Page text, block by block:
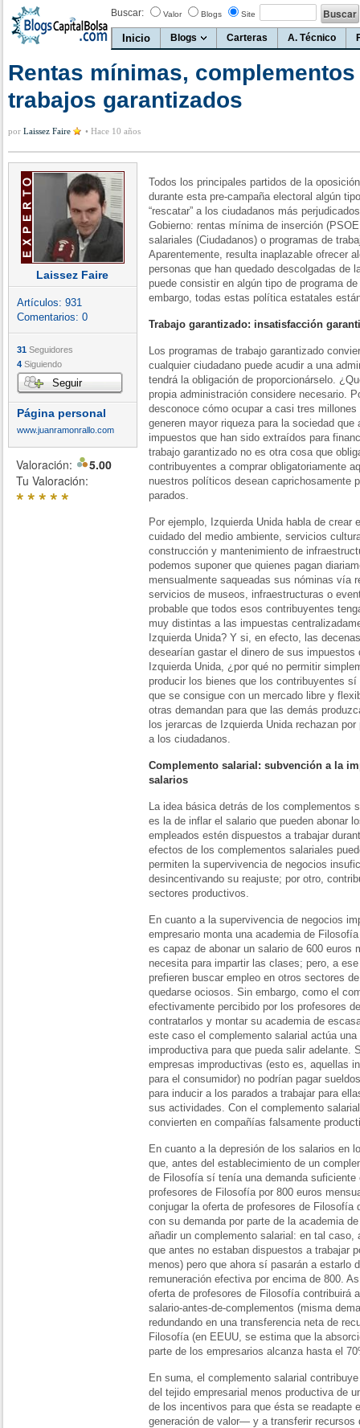
Buscar: Valor Blogs Site
Inicio Blogs Carteras A. Técnico
Rentas mínimas,
trabajos garantizados
por Laissez Faire • Hace 10 años
Laissez Faire
Artículos: 931
Comentarios: 0
31 Seguidores
4 Siguiendo
Seguir
Página personal
www.juanramonrallo.com
Valoración:
5.00
Tu Valoración:
*****
Todos los principales partidos de la
durante esta pre-campaña electoral algún
“rescatar” a los ciudadanos más
Gobierno: rentas mínima de inserción
salariales (Ciudadanos) o programas de
Aparentemente, resulta inaplazable ofrecer
personas que han quedado descolgadas de
puede consistir en algún tipo de programa
embargo, todas estas política estatales
Trabajo garantizado: insatisfacción
Los programas de trabajo garantizado
cualquier ciudadano puede acudir a una
tendrá la obligación de proporcionárselo.
propia administración considere necesario.
desconoce cómo ocupar a casi tres
generen mayor riqueza para la sociedad que
impuestos que han sido extraídos para
trabajo garantizado no es otra cosa que
contribuyentes a comprar obligatoriamente
nuestros políticos desean caprichosamente
parados.
Por ejemplo, Izquierda Unida habla de crear
cuidado del medio ambiente, servicios
construcción y mantenimiento de
podemos suponer que quienes pagan
mensualmente saqueadas sus nóminas vía
servicios de museos, infraestructuras o
probable que todos esos contribuyentes
muy distintas a las impuestas
Izquierda Unida? Y si, en efecto, las
desearían gastar el dinero de sus
Izquierda Unida, ¿por qué no permitir
producir los bienes que los contribuyentes
que se consigue con un mercado libre y
otras demandan para que las demás
los jerarcas de Izquierda Unida rechazan
a los ciudadanos.
Complemento salarial: subvención a la
salarios
La idea básica detrás de los complementos
es la de inflar el salario que pueden abonar
empleados estén dispuestos a trabajar
efectos de los complementos salariales
permiten la supervivencia de negocios
desincentivando su reajuste; por otro,
sectores productivos.
En cuanto a la supervivencia de negocios
empresario monta una academia de
es capaz de abonar un salario de 600 euros
necesita para impartir las clases; pero, a
prefieren buscar empleo en otros sectores
quedarse ociosos. Sin embargo, como el
efectivamente percibido por los profesores
contratarlos y montar su academia de
este caso el complemento salarial actúa
improductiva para que pueda salir adelante.
empresas improductivas (esto es, aquellas
para el consumidor) no podrían pagar
para inducir a los parados a trabajar para
sus actividades. Con el complemento
convierten en compañías falsamente
En cuanto a la depresión de los salarios en
que, antes del establecimiento de un
de Filosofía sí tenía una demanda suficiente
profesores de Filosofía por 800 euros
conjugar la oferta de profesores de Filosofía
con su demanda por parte de la academia
añadir un complemento salarial: en tal caso,
que antes no estaban dispuestos a trabajar
menos) pero que ahora sí pasarán a estarlo
remuneración efectiva por encima de 800.
oferta de profesores de Filosofía contribuirá
salario-antes-de-complementos (misma
redundando en una transferencia neta de
Filosofía (en EEUU, se estima que la
parte de los empresarios alcanza hasta el
En suma, el complemento salarial
del tejido empresarial menos productiva de
de los incentivos para que ésta se readapte
generación de valor— y a transferir recursos